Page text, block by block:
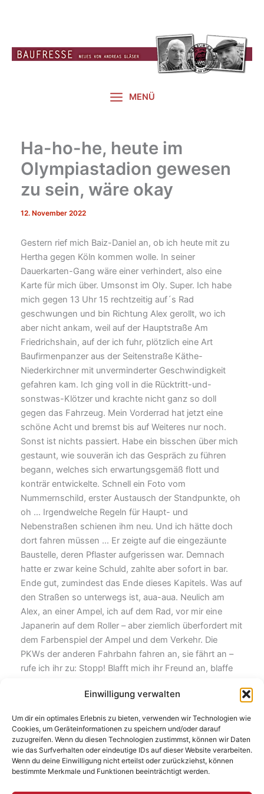
Einwilligung verwalten
Um dir ein optimales Erlebnis zu bieten, verwenden wir Technologien wie
Cookies, um Geräteinformationen zu speichern und/oder darauf
zuzugreifen. Wenn du diesen Technologien zustimmst, können wir Daten
wie das Surfverhalten oder eindeutige IDs auf dieser Website verarbeiten.
Wenn du deine Einwilligung nicht erteilst oder zurückziehst, können
bestimmte Merkmale und Funktionen beeinträchtigt werden.
MENÜ
Ha-ho-he, heute im
Olympiastadion gewesen
zu sein, wäre okay
12. November 2022
Gestern rief mich Baiz-Daniel an, ob ich heute mit zu
Hertha gegen Köln kommen wolle. In seiner
Dauerkarten-Gang wäre einer verhindert, also eine
Karte für mich über. Umsonst im Oly. Super. Ich habe
mich gegen 13 Uhr 15 rechtzeitig auf´s Rad
geschwungen und bin Richtung Alex gerollt, wo ich
aber nicht ankam, weil auf der Hauptstraße Am
Friedrichshain, auf der ich fuhr, plötzlich eine Art
Baufirmenpanzer aus der Seitenstraße Käthe-
Niederkirchner mit unverminderter Geschwindigkeit
gefahren kam. Ich ging voll in die Rücktritt-und-
sonstwas-Klötzer und krachte nicht ganz so doll
gegen das Fahrzeug. Mein Vorderrad hat jetzt eine
schöne Acht und bremst bis auf Weiteres nur noch.
Sonst ist nichts passiert. Habe ein bisschen über mich
gestaunt, wie souverän ich das Gespräch zu führen
begann, welches sich erwartungsgemäß flott und
konträr entwickelte. Schnell ein Foto vom
Nummernschild, erster Austausch der Standpunkte, oh
oh … Irgendwelche Regeln für Haupt- und
Nebenstraßen schienen ihm neu. Und ich hätte doch
dort fahren müssen … Er zeigte auf die eingezäunte
Baustelle, deren Pflaster aufgerissen war. Demnach
hatte er zwar keine Schuld, zahlte aber sofort in bar.
Ende gut, zumindest das Ende dieses Kapitels. Was auf
den Straßen so unterwegs ist, aua-aua. Neulich am
Alex, an einer Ampel, ich auf dem Rad, vor mir eine
Japanerin auf dem Roller – aber ziemlich überfordert mit
dem Farbenspiel der Ampel und dem Verkehr. Die
PKWs der anderen Fahrbahn fahren an, sie fährt an –
rufe ich ihr zu: Stopp! Blafft mich ihr Freund an, blaffe
Verkehrsmittel erfinden, vielleicht eine Kreuzung aus
Roller und Lastenrad. Gegen Mittag mit der
Straßenbahn zu BFC Dynamo gegen Energie Cottbus
fahren.